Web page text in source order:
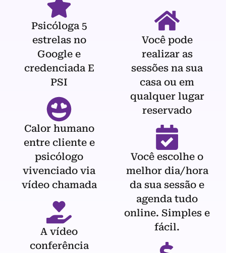
Psicóloga 5
estrelas no
Google e
credenciada E
PSI
Calor humano
entre cliente e
psicólogo
vivenciado via
vídeo chamada
A vídeo
conferência
Você pode
realizar as
sessões na sua
casa ou em
qualquer lugar
reservado
Você escolhe o
melhor dia/hora
da sua sessão e
agenda tudo
online. Simples e
fácil.